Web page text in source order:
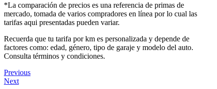
*La comparación de precios es una referencia de primas de
mercado, tomada de varios compradores en línea por lo cual las
tarifas aqui presentadas pueden variar.
Recuerda que tu tarifa por km es personalizada y depende de
factores como: edad, género, tipo de garaje y modelo del auto.
Consulta términos y condiciones.
Previous
Next